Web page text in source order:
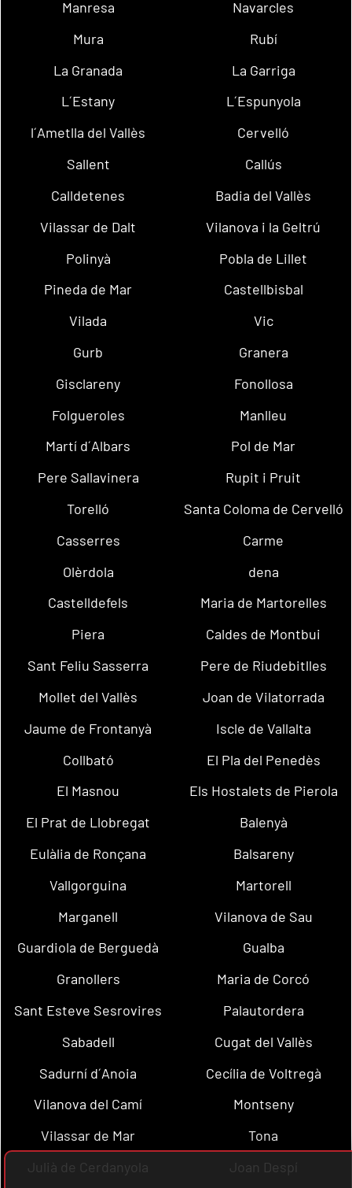
Manresa
Navarcles
Mura
Rubí
La Granada
La Garriga
L´Estany
L´Espunyola
l´Ametlla del Vallès
Cervelló
Sallent
Callús
Calldetenes
Badia del Vallès
Vilassar de Dalt
Vilanova i la Geltrú
Polinyà
Pobla de Lillet
Pineda de Mar
Castellbisbal
Vilada
Vic
Gurb
Granera
Gisclareny
Fonollosa
Folgueroles
Manlleu
Martí d´Albars
Pol de Mar
Pere Sallavinera
Rupit i Pruit
Torelló
Santa Coloma de Cervelló
Casserres
Carme
Olèrdola
dena
Castelldefels
Maria de Martorelles
Piera
Caldes de Montbui
Sant Feliu Sasserra
Pere de Riudebitlles
Mollet del Vallès
Joan de Vilatorrada
Jaume de Frontanyà
Iscle de Vallalta
Collbató
El Pla del Penedès
El Masnou
Els Hostalets de Pierola
El Prat de Llobregat
Balenyà
Eulàlia de Ronçana
Balsareny
Vallgorguina
Martorell
Marganell
Vilanova de Sau
Guardiola de Berguedà
Gualba
Granollers
Maria de Corcó
Sant Esteve Sesrovires
Palautordera
Sabadell
Cugat del Vallès
Sadurní d´Anoia
Cecília de Voltregà
Vilanova del Camí
Montseny
Vilassar de Mar
Tona
Julià de Cerdanyola
Joan Despí